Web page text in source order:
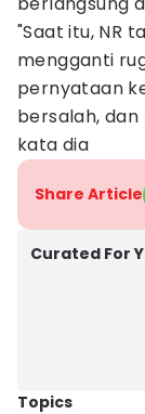
"Saat itu, NR
mengganti
pernyataan
bersalah, dan
kata dia
Share Article
Curated For
Topics